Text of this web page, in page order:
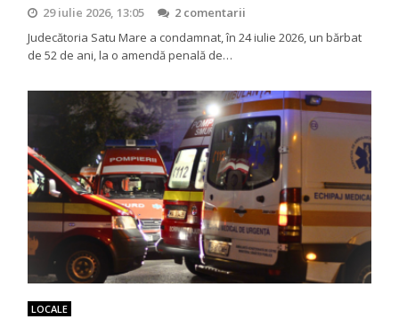
29 iulie 2026, 13:05
2 comentarii
Judecătoria Satu Mare a condamnat, în 24 iulie 2026, un bărbat
de 52 de ani, la o amendă penală de…
LOCALE